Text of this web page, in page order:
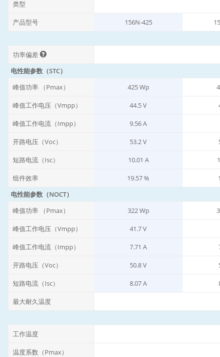
类型
产品型号 156N-425
功率偏差
电性能参数（STC）
峰值功率 （Pmax）
425 Wp
峰值工作电压（Vmpp） 44.5 V
峰值工作电流（Impp） 9.56 A
开路电压（Voc） 53.2 V
短路电流（Isc） 10.01 A
组件效率 19.57 %
电性能参数（NOCT）
峰值功率 （Pmax）
322 Wp
峰值工作电压（Vmpp） 41.7 V
峰值工作电流（Impp） 7.71 A
开路电压（Voc） 50.8 V
短路电流（Isc） 8.07 A
最大耐久温度
工作温度
温度系数（Pmax）